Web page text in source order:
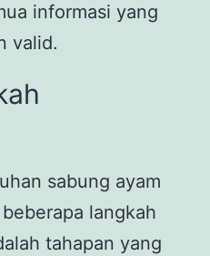
informasi yang
valid.
sabung ayam
langkah
tahapan yang